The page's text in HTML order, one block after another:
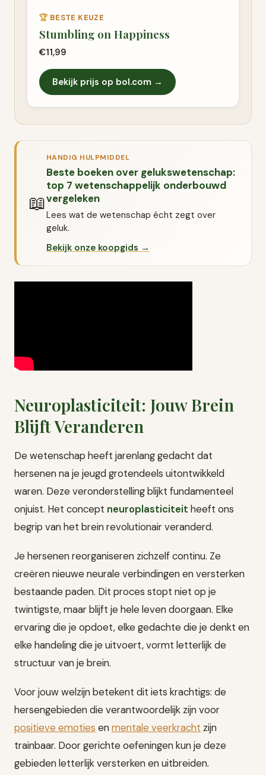
🏆BESTE KEUZE
Stumbling on Happiness
€11,99
Bekijk prijs op bol.com →
📖
HANDIG HULPMIDDEL
Beste boeken over gelukswetenschap:
top 7 wetenschappelijk onderbouwd
vergeleken
Lees wat de wetenschap écht zegt over
geluk.
Bekijk onze koopgids →
Neuroplasticiteit: Jouw Brein
Blijft Veranderen
De wetenschap heeft jarenlang gedacht dat
hersenen na je jeugd grotendeels uitontwikkeld
waren. Deze veronderstelling blijkt fundamenteel
onjuist. Het concept neuroplasticiteit heeft ons
begrip van het brein revolutionair veranderd.
Je hersenen reorganiseren zichzelf continu. Ze
creëren nieuwe neurale verbindingen en versterken
bestaande paden. Dit proces stopt niet op je
twintigste, maar blijft je hele leven doorgaan. Elke
ervaring die je opdoet, elke gedachte die je denkt en
elke handeling die je uitvoert, vormt letterlijk de
structuur van je brein.
Voor jouw welzijn betekent dit iets krachtigs: de
hersengebieden die verantwoordelijk zijn voor
positieve emoties enmentale veerkracht zijn
trainbaar. Door gerichte oefeningen kun je deze
gebieden letterlijk versterken en uitbreiden.